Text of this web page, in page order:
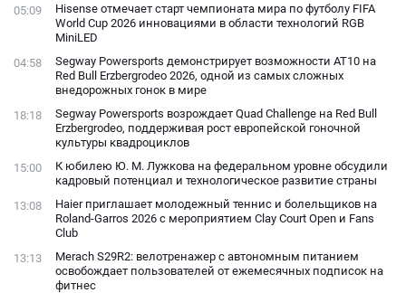
05:09
Hisense отмечает старт чемпионата мира по футболу FIFA
World Cup 2026 инновациями в области технологий RGB
MiniLED
04:58
Segway Powersports демонстрирует возможности AT10 на
Red Bull Erzbergrodeo 2026, одной из самых сложных
внедорожных гонок в мире
18:18
Segway Powersports возрождает Quad Challenge на Red Bull
Erzbergrodeo, поддерживая рост европейской гоночной
культуры квадроциклов
15:00
К юбилею Ю. М. Лужкова на федеральном уровне обсудили
кадровый потенциал и технологическое развитие страны
13:08
Haier приглашает молодежный теннис и болельщиков на
Roland-Garros 2026 с мероприятием Clay Court Open и Fans
Club
13:13
Merach S29R2: велотренажер с автономным питанием
освобождает пользователей от ежемесячных подписок на
фитнес